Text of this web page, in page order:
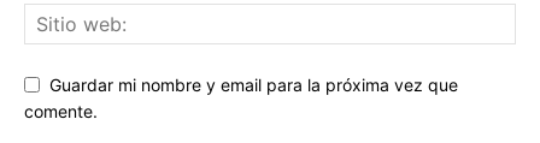
Guardar mi nombre y email para la próxima vez que
comente.